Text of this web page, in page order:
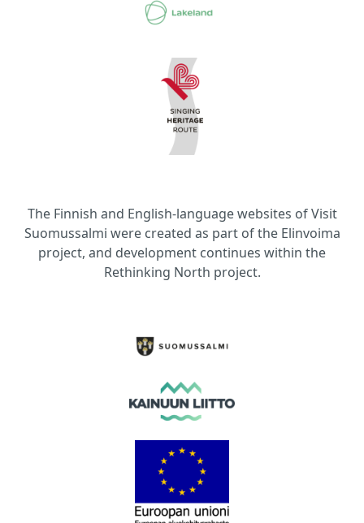
The Finnish and English-language websites of Visit
Suomussalmi were created as part of the Elinvoima
project, and development continues within the
Rethinking North project.